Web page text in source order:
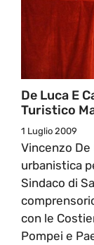
De Luca E
Turistico
1 Luglio 2009
Vincenzo De
urbanistica
Sindaco di
con le
Pompei e